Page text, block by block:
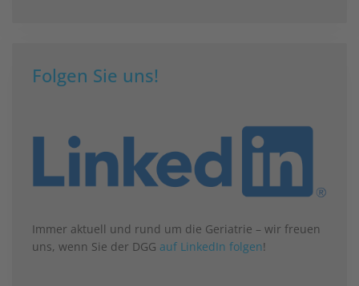
Folgen Sie uns!
Immer aktuell und rund um die Geriatrie – wir freuen
uns, wenn Sie der DGG auf LinkedIn folgen!